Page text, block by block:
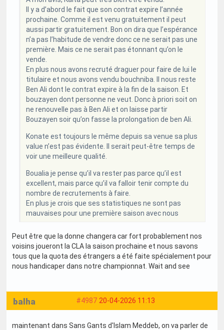
Il y a d’abord le fait que son contrat expire l’année
prochaine. Comme il est venu gratuitement il peut
aussi partir gratuitement. Bon on dira que l’espérance
n’a pas l’habitude de vendre donc ce ne serait pas une
première. Mais ce ne serait pas étonnant qu’on le
vende.
En plus nous avons recruté draguer pour faire de lui le
titulaire et nous avons vendu bouchniba. Il nous reste
Ben Ali dont le contrat expire à la fin de la saison. Et
bouzayen dont personne ne veut. Donc à priori soit on
ne renouvelle pas à Ben Ali et on laisse partir
Bouzayen soir qu’on fasse la prolongation de ben Ali.
Konate est toujours le même depuis sa venue sa plus
value n’est pas évidente. Il serait peut-être temps de
voir une meilleure qualité.
Boualia je pense qu’il va rester pas parce qu’il est
excellent, mais parce qu’il va falloir tenir compte du
nombre de recrutements à faire.
En plus je crois que ses statistiques ne sont pas
mauvaises pour une première saison avec nous
Peut être que la donne changera car fort probablement nos
voisins joueront la CLA la saison prochaine et nous savons
tous que la quota des étrangers a été faite spécialement pour
nous handicaper dans notre championnat. Wait and see
#4987 20-04-2026 11:13
balha
maintenant dans Sans Gants d'Islam Meddeb, on va parler de